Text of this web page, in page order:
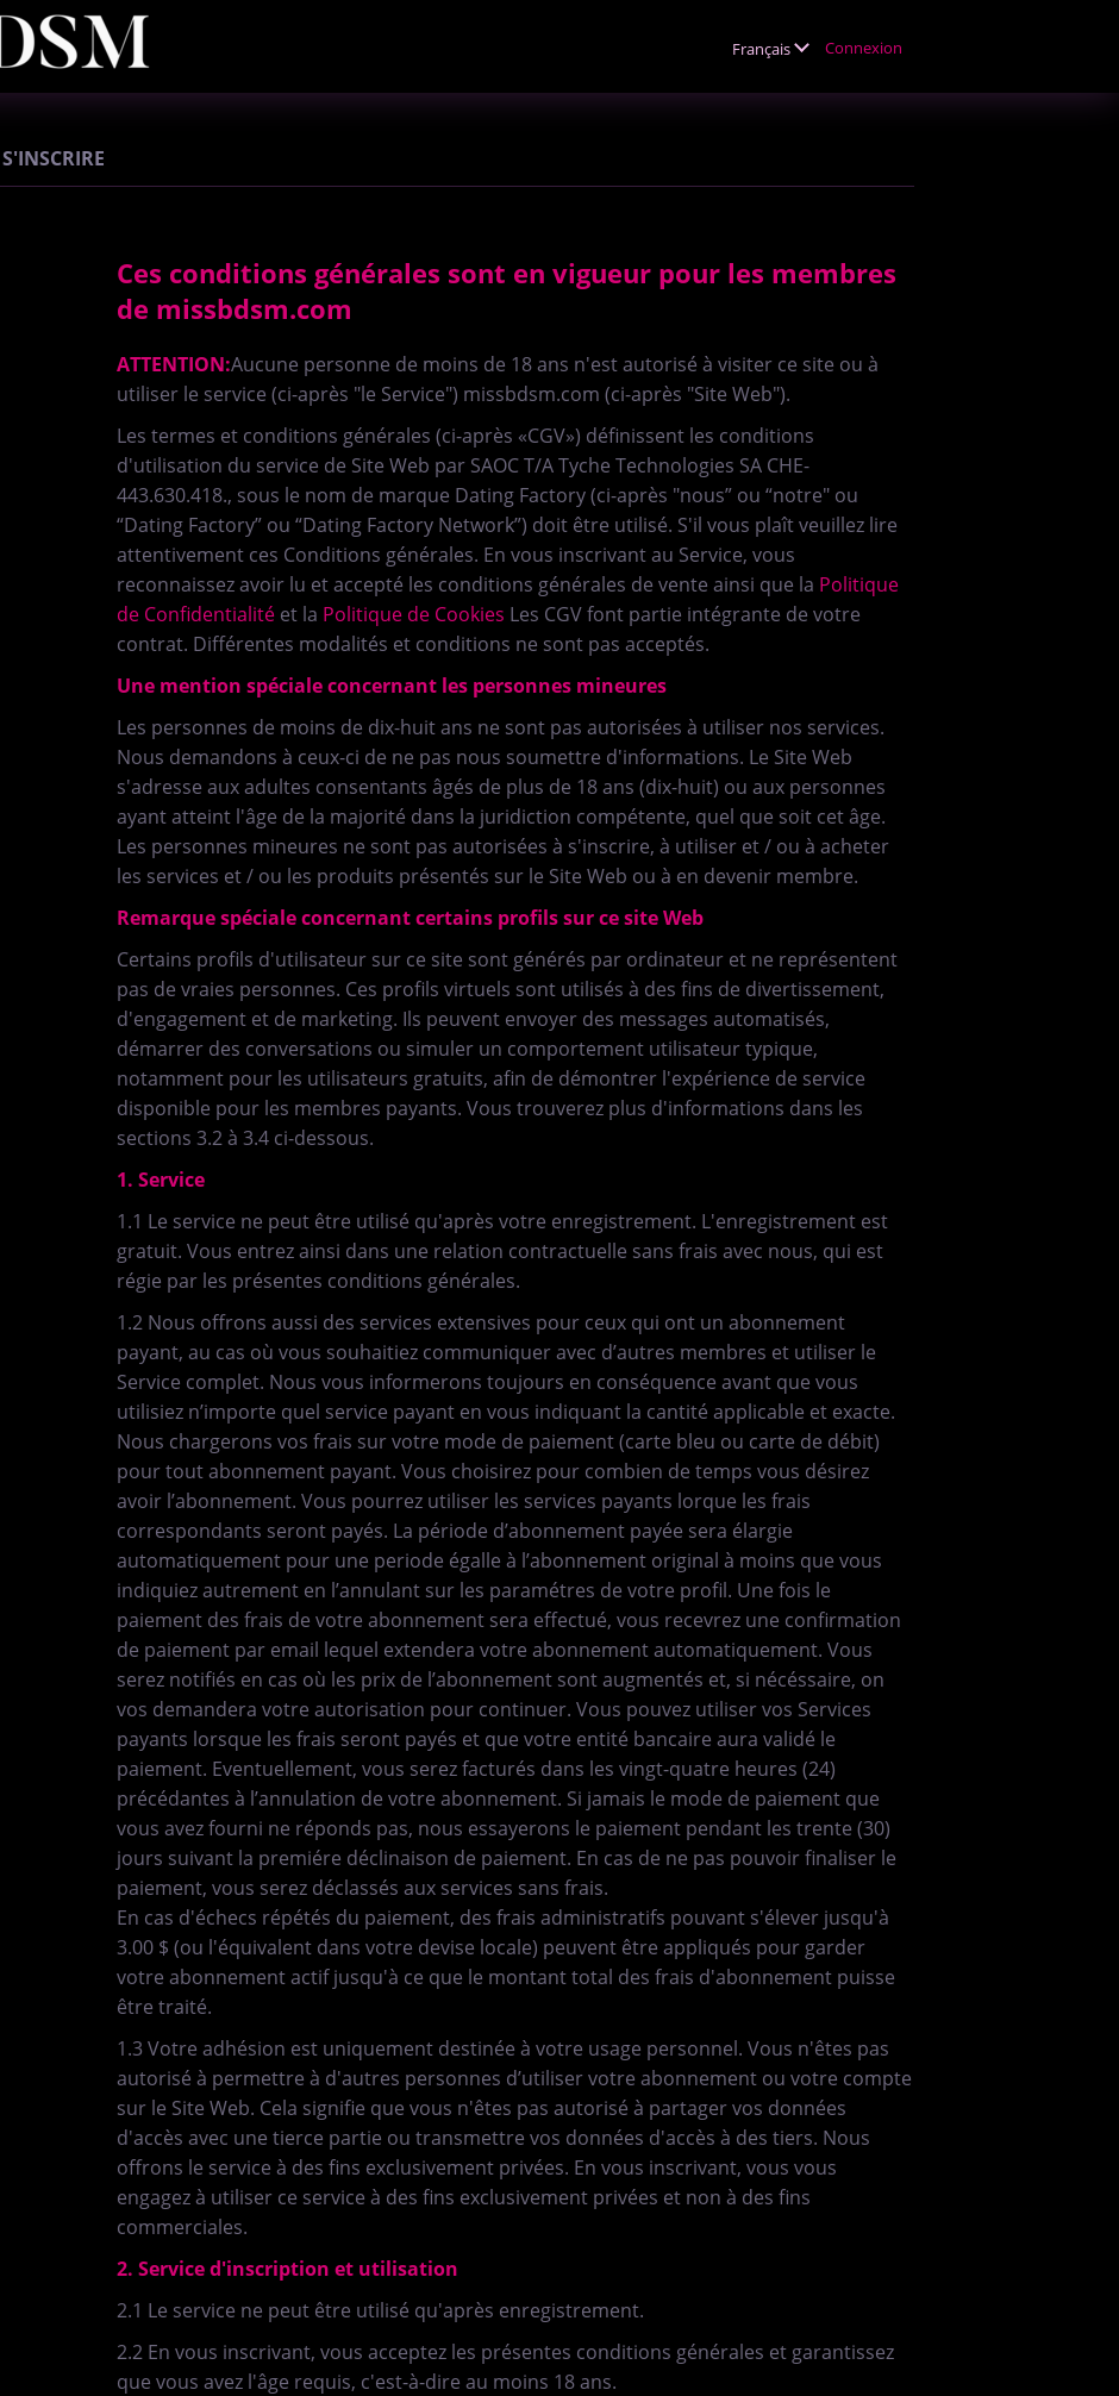
Français Connexion
S'INSCRIRE
Ces conditions générales sont en vigueur pour les membres
de missbdsm.com
ATTENTION:Aucune personne de moins de 18 ans n'est autorisé à visiter ce site ou à
utiliser le service (ci-après "le Service") missbdsm.com (ci-après "Site Web").
Les termes et conditions générales (ci-après «CGV») définissent les conditions
d'utilisation du service de Site Web par SAOC T/A Tyche Technologies SA CHE-
443.630.418., sous le nom de marque Dating Factory (ci-après "nous” ou “notre" ou
“Dating Factory” ou “Dating Factory Network”) doit être utilisé. S'il vous plaît veuillez lire
attentivement ces Conditions générales. En vous inscrivant au Service, vous
reconnaissez avoir lu et accepté les conditions générales de vente ainsi que la Politique
de Confidentialité et la Politique de Cookies Les CGV font partie intégrante de votre
contrat. Différentes modalités et conditions ne sont pas acceptés.
Une mention spéciale concernant les personnes mineures
Les personnes de moins de dix-huit ans ne sont pas autorisées à utiliser nos services.
Nous demandons à ceux-ci de ne pas nous soumettre d'informations. Le Site Web
s'adresse aux adultes consentants âgés de plus de 18 ans (dix-huit) ou aux personnes
ayant atteint l'âge de la majorité dans la juridiction compétente, quel que soit cet âge.
Les personnes mineures ne sont pas autorisées à s'inscrire, à utiliser et / ou à acheter
les services et / ou les produits présentés sur le Site Web ou à en devenir membre.
Remarque spéciale concernant certains profils sur ce site Web
Certains profils d'utilisateur sur ce site sont générés par ordinateur et ne représentent
pas de vraies personnes. Ces profils virtuels sont utilisés à des fins de divertissement,
d'engagement et de marketing. Ils peuvent envoyer des messages automatisés,
démarrer des conversations ou simuler un comportement utilisateur typique,
notamment pour les utilisateurs gratuits, afin de démontrer l'expérience de service
disponible pour les membres payants. Vous trouverez plus d'informations dans les
sections 3.2 à 3.4 ci-dessous.
1. Service
1.1 Le service ne peut être utilisé qu'après votre enregistrement. L'enregistrement est
gratuit. Vous entrez ainsi dans une relation contractuelle sans frais avec nous, qui est
régie par les présentes conditions générales.
1.2 Nous offrons aussi des services extensives pour ceux qui ont un abonnement
payant, au cas où vous souhaitiez communiquer avec d’autres membres et utiliser le
Service complet. Nous vous informerons toujours en conséquence avant que vous
utilisiez n’importe quel service payant en vous indiquant la cantité applicable et exacte.
Nous chargerons vos frais sur votre mode de paiement (carte bleu ou carte de débit)
pour tout abonnement payant. Vous choisirez pour combien de temps vous désirez
avoir l’abonnement. Vous pourrez utiliser les services payants lorque les frais
correspondants seront payés. La période d’abonnement payée sera élargie
automatiquement pour une periode égalle à l’abonnement original à moins que vous
indiquiez autrement en l’annulant sur les paramétres de votre profil. Une fois le
paiement des frais de votre abonnement sera effectué, vous recevrez une confirmation
de paiement par email lequel extendera votre abonnement automatiquement. Vous
serez notifiés en cas où les prix de l’abonnement sont augmentés et, si nécéssaire, on
vos demandera votre autorisation pour continuer. Vous pouvez utiliser vos Services
payants lorsque les frais seront payés et que votre entité bancaire aura validé le
paiement. Eventuellement, vous serez facturés dans les vingt-quatre heures (24)
précédantes à l’annulation de votre abonnement. Si jamais le mode de paiement que
vous avez fourni ne réponds pas, nous essayerons le paiement pendant les trente (30)
jours suivant la premiére déclinaison de paiement. En cas de ne pas pouvoir finaliser le
paiement, vous serez déclassés aux services sans frais.
En cas d'échecs répétés du paiement, des frais administratifs pouvant s'élever jusqu'à
3.00 $ (ou l'équivalent dans votre devise locale) peuvent être appliqués pour garder
votre abonnement actif jusqu'à ce que le montant total des frais d'abonnement puisse
être traité.
1.3 Votre adhésion est uniquement destinée à votre usage personnel. Vous n'êtes pas
autorisé à permettre à d'autres personnes d’utiliser votre abonnement ou votre compte
sur le Site Web. Cela signifie que vous n'êtes pas autorisé à partager vos données
d'accès avec une tierce partie ou transmettre vos données d'accès à des tiers. Nous
offrons le service à des fins exclusivement privées. En vous inscrivant, vous vous
engagez à utiliser ce service à des fins exclusivement privées et non à des fins
commerciales.
2. Service d'inscription et utilisation
2.1 Le service ne peut être utilisé qu'après enregistrement.
2.2 En vous inscrivant, vous acceptez les présentes conditions générales et garantissez
que vous avez l'âge requis, c'est-à-dire au moins 18 ans.